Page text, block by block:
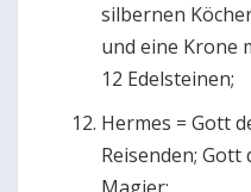
silbernen
und eine Krone
12 Edelsteinen;
Hermes = Gott
Reisenden;